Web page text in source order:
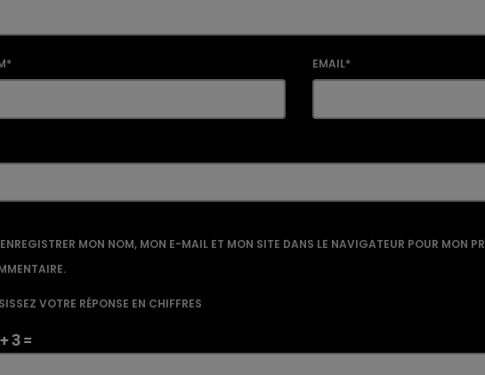
EMAIL*
ENREGISTRER MON NOM, MON E-MAIL ET MON SITE DANS LE NAVIGATEUR POUR MON
VOTRE RÉPONSE EN CHIFFRES
3 =